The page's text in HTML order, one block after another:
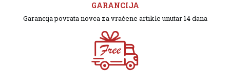
GARANCIJA
Garancija povrata novca za vraćene artikle unutar 14 dana